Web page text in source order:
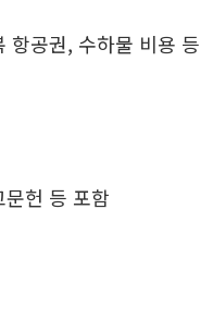
공권, 수하물 비용 등
헌 등 포함